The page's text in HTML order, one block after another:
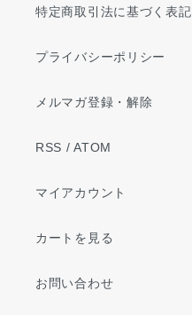
特定商取引法に基づく表記
プライバシーポリシー
メルマガ登録・解除
RSS /ATOM
マイアカウント
カートを見る
お問い合わせ